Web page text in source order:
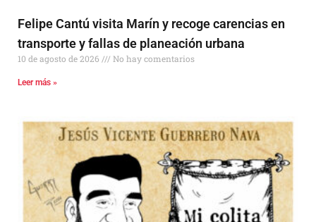
Felipe Cantú visita Marín y recoge carencias en
transporte y fallas de planeación urbana
10 de agosto de 2026 No hay comentarios
Leer más »